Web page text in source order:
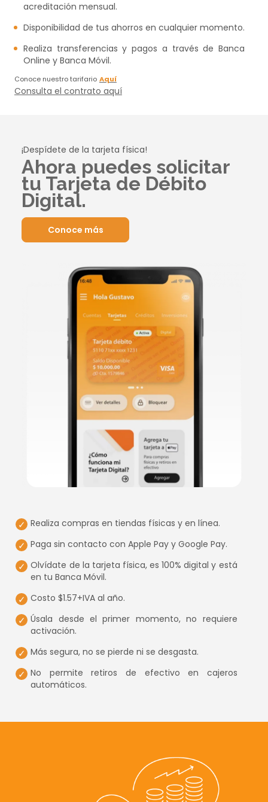
acreditación mensual.
Disponibilidad de tus ahorros en cualquier momento.
Realiza transferencias y pagos a través de Banca
Online y Banca Móvil.
Conoce nuestro tarifario Aquí
Consulta el contrato aquí
¡Despídete de la tarjeta física!
Ahora puedes solicitar
tu Tarjeta de Débito
Digital.
Conoce más
Realiza compras en tiendas físicas y en línea.
Paga sin contacto con Apple Pay y Google Pay.
Olvídate de la tarjeta física, es 100% digital y está
en tu Banca Móvil.
Costo $1.57+IVA al año.
Úsala desde el primer momento, no requiere
activación.
Más segura, no se pierde ni se desgasta.
No permite retiros de efectivo en cajeros
automáticos.